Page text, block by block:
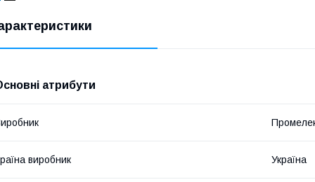
атрибути
виробник Україна